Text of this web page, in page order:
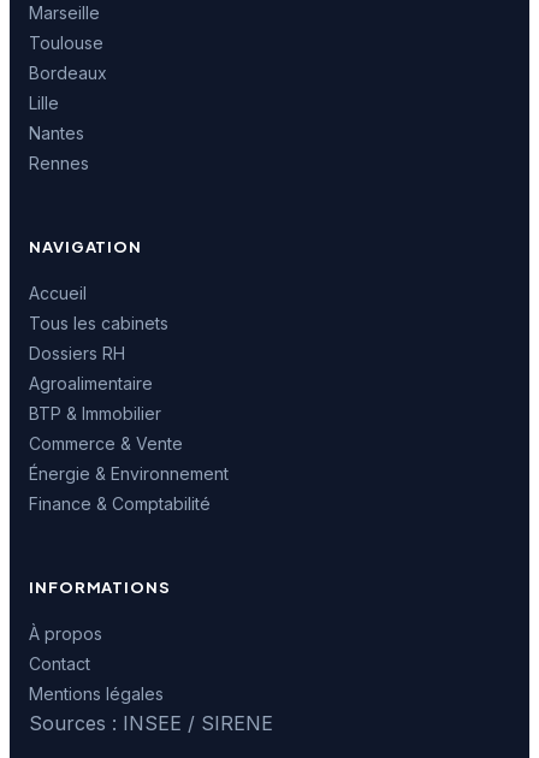
Marseille
Toulouse
Bordeaux
Lille
Nantes
Rennes
NAVIGATION
Accueil
Tous les cabinets
Dossiers RH
Agroalimentaire
BTP & Immobilier
Commerce & Vente
Énergie & Environnement
Finance & Comptabilité
INFORMATIONS
À propos
Contact
Mentions légales
Sources : INSEE / SIRENE